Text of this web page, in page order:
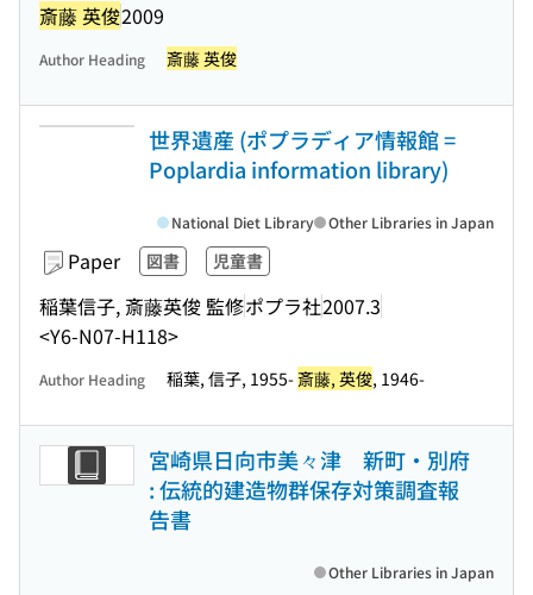
斎藤 英俊2009
Author Heading 斎藤 英俊
世界遺産 (ポプラディア情報館 =
Poplardia information library)
Paper 図書 児童書
稲葉信子, 斎藤英俊 監修ポプラ社2007.3
<Y6-N07-H118>
National Diet Library Other Libraries in Japan
Author Heading 稲葉, 信子, 1955- 斎藤, 英俊, 1946-
宮崎県日向市美々津 新町・別府
: 伝統的建造物群保存対策調査報
告書
Other Libraries in Japan